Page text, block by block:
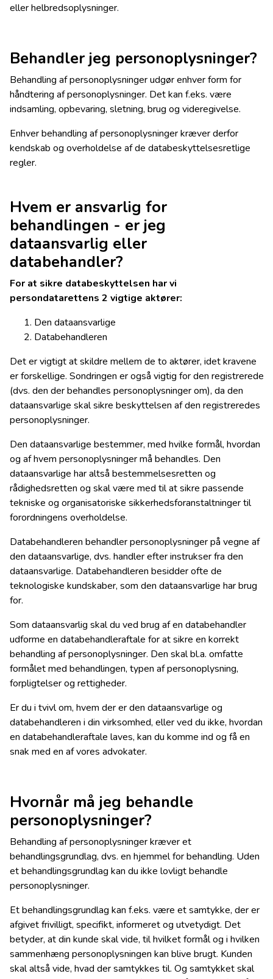
eller helbredsoplysninger.
Behandler jeg personoplysninger?
Behandling af personoplysninger udgør enhver form for
håndtering af personoplysninger. Det kan f.eks. være
indsamling, opbevaring, sletning, brug og videregivelse.
Enhver behandling af personoplysninger kræver derfor
kendskab og overholdelse af de databeskyttelsesretlige
regler.
Hvem er ansvarlig for
behandlingen - er jeg
dataansvarlig eller
databehandler?
For at sikre databeskyttelsen har vi
persondatarettens 2 vigtige aktører:
Den dataansvarlige
Databehandleren
Det er vigtigt at skildre mellem de to aktører, idet kravene
er forskellige. Sondringen er også vigtig for den registrerede
(dvs. den der behandles personoplysninger om), da den
dataansvarlige skal sikre beskyttelsen af den registreredes
personoplysninger.
Den dataansvarlige bestemmer, med hvilke formål, hvordan
og af hvem personoplysninger må behandles. Den
dataansvarlige har altså bestemmelsesretten og
rådighedsretten og skal være med til at sikre passende
tekniske og organisatoriske sikkerhedsforanstaltninger til
forordningens overholdelse.
Databehandleren behandler personoplysninger på vegne af
den dataansvarlige, dvs. handler efter instrukser fra den
dataansvarlige. Databehandleren besidder ofte de
teknologiske kundskaber, som den dataansvarlige har brug
for.
Som dataansvarlig skal du ved brug af en databehandler
udforme en databehandleraftale for at sikre en korrekt
behandling af personoplysninger. Den skal bl.a. omfatte
formålet med behandlingen, typen af personoplysning,
forpligtelser og rettigheder.
Er du i tvivl om, hvem der er den dataansvarlige og
databehandleren i din virksomhed, eller ved du ikke, hvordan
en databehandleraftale laves, kan du komme ind og få en
snak med en af vores advokater.
Hvornår må jeg behandle
personoplysninger?
Behandling af personoplysninger kræver et
behandlingsgrundlag, dvs. en hjemmel for behandling. Uden
et behandlingsgrundlag kan du ikke lovligt behandle
personoplysninger.
Et behandlingsgrundlag kan f.eks. være et samtykke, der er
afgivet frivilligt, specifikt, informeret og utvetydigt. Det
betyder, at din kunde skal vide, til hvilket formål og i hvilken
sammenhæng personoplysningen kan blive brugt. Kunden
skal altså vide, hvad der samtykkes til. Og samtykket skal